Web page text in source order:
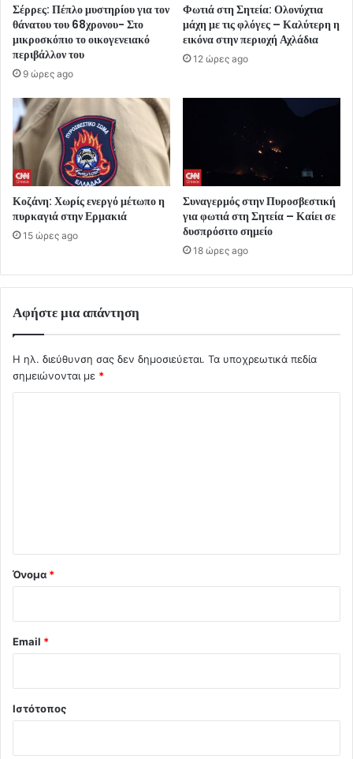
Σέρρες: Πέπλο μυστηρίου για τον
θάνατου του 68χρονου- Στο
μικροσκόπιο το οικογενειακό
περιβάλλον του
9 ώρες ago
Φωτιά στη Σητεία: Ολονύχτια
μάχη με τις φλόγες – Καλύτερη η
εικόνα στην περιοχή Αχλάδια
12 ώρες ago
Κοζάνη: Χωρίς ενεργό μέτωπο η
πυρκαγιά στην Ερμακιά
15 ώρες ago
Συναγερμός στην Πυροσβεστική
για φωτιά στη Σητεία – Καίει σε
δυσπρόσιτο σημείο
18 ώρες ago
Αφήστε μια απάντηση
Η ηλ. διεύθυνση σας δεν δημοσιεύεται. Τα υποχρεωτικά πεδία
σημειώνονται με *
Όνομα *
Email *
Ιστότοπος